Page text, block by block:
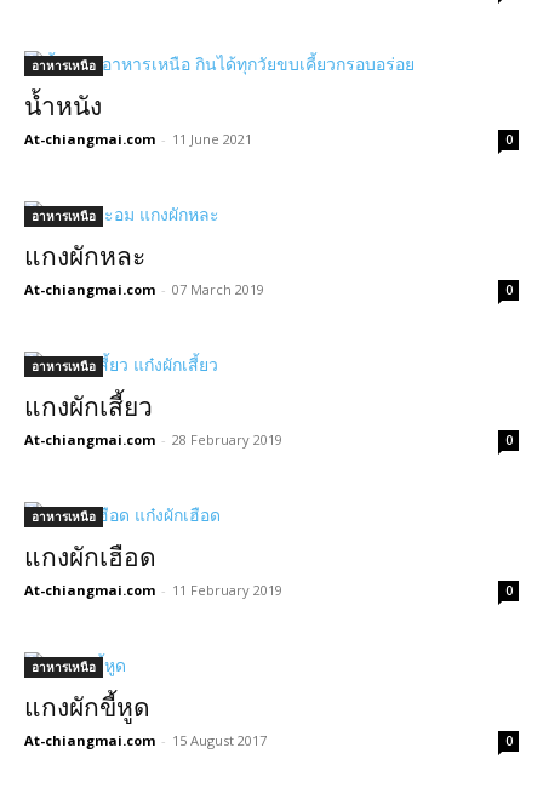
อาหารเหนือ
น้ำหนัง
At-chiangmai.com - 11 June 2021 0
อาหารเหนือ
แกงผักหละ
At-chiangmai.com - 07 March 2019 0
อาหารเหนือ
แกงผักเสี้ยว
At-chiangmai.com - 28 February 2019 0
อาหารเหนือ
แกงผักเฮือด
At-chiangmai.com - 11 February 2019 0
อาหารเหนือ
แกงผักขี้หูด
At-chiangmai.com - 15 August 2017 0